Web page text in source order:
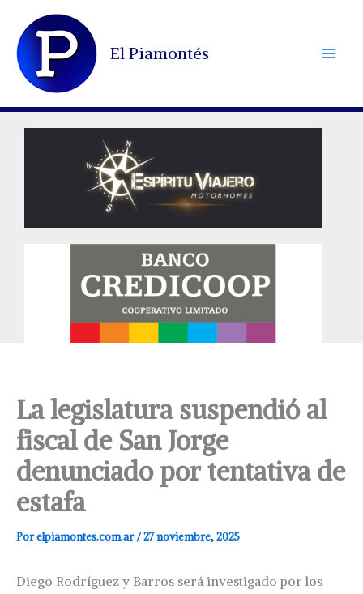
contenido
El Piamontés
La legislatura suspendió al
fiscal de San Jorge
denunciado por tentativa de
estafa
Porelpiamontes.com.ar/27 noviembre, 2025
Diego Rodríguez y Barros será investigado por los